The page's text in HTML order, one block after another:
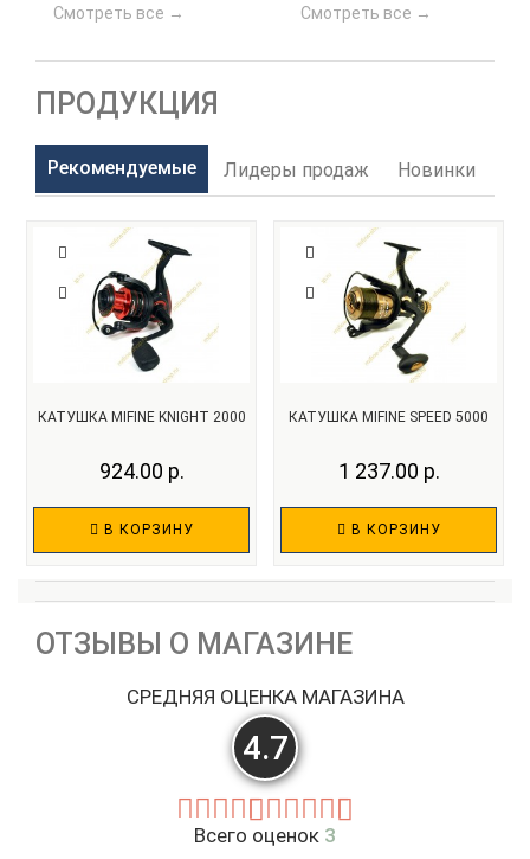
Смотреть все → Смотреть все →
ПРОДУКЦИЯ
Рекомендуемые Лидеры продаж Новинки
КАТУШКА MIFINE KNIGHT 2000
924.00 р.
В КОРЗИНУ
КАТУШКА MIFINE SPEED 5000
1 237.00 р.
В КОРЗИНУ
ОТЗЫВЫ О МАГАЗИНЕ
СРЕДНЯЯ ОЦЕНКА МАГАЗИНА
4.7
Всего оценок 3